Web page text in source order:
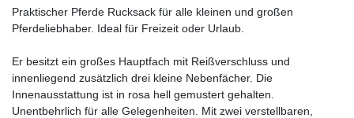
Praktischer Pferde Rucksack für alle kleinen und großen
Pferdeliebhaber. Ideal für Freizeit oder Urlaub.
Er besitzt ein großes Hauptfach mit Reißverschluss und
innenliegend zusätzlich drei kleine Nebenfächer. Die
Innenausstattung ist in rosa hell gemustert gehalten.
Unentbehrlich für alle Gelegenheiten. Mit zwei verstellbaren,